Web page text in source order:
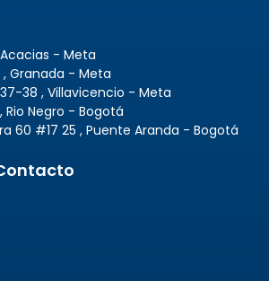
Acacias - Meta
, Granada - Meta
38 , Villavicencio - Meta
Negro - Bogotá
60 #17 25 , Puente Aranda - Bogotá